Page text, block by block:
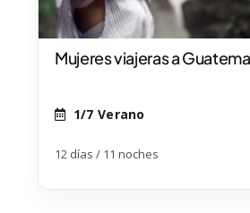
Mujeres viajeras a
1/7 Verano
12 días / 11 noches